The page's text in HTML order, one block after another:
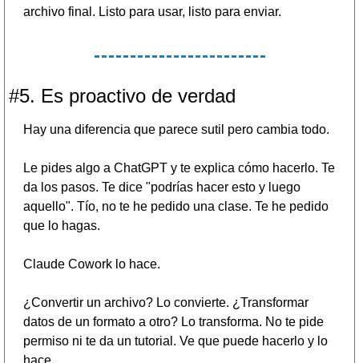
archivo final. Listo para usar, listo para enviar.
#5. Es proactivo de verdad
Hay una diferencia que parece sutil pero cambia todo.
Le pides algo a ChatGPT y te explica cómo hacerlo. Te
da los pasos. Te dice "podrías hacer esto y luego
aquello". Tío, no te he pedido una clase. Te he pedido
que lo hagas.
Claude Cowork lo hace.
¿Convertir un archivo? Lo convierte. ¿Transformar
datos de un formato a otro? Lo transforma. No te pide
permiso ni te da un tutorial. Ve que puede hacerlo y lo
hace.